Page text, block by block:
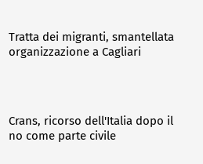
Tratta dei migranti, smantellata
organizzazione a Cagliari
Crans, ricorso dell'Italia dopo il
no come parte civile